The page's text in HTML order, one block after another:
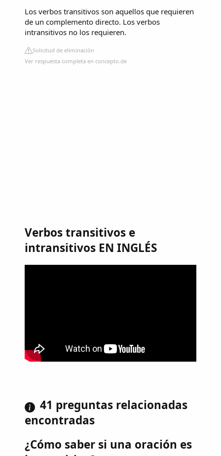
Los verbos transitivos son aquellos que requieren
de un complemento directo. Los verbos
intransitivos no los requieren.
Solicitud de eliminación
Ver respuesta completa en concepto.de
Verbos transitivos e
intransitivos EN INGLÉS
41 preguntas relacionadas
encontradas
¿Cómo saber si una oración es